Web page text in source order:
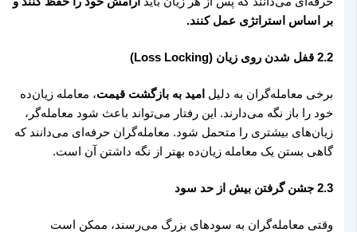
بر اساس استراتژی عمل کنند.
2.2 قفل شدن روی زیان (Loss Locking)
برخی معامله‌گران به دلیلامید به بازگشت قیمت، معامله زیان‌ده
خود را باز نگه می‌دارند. این رفتار می‌تواند باعث شود معامله‌گر،
زیان‌های بیشتری را متحمل شود. معامله‌گران حرفه‌ای می‌دانند که
گاهی بستن یک معامله زیان‌ده بهتر از نگه داشتن آن است.
2.3 جشن گرفتن بیش از حد سود
وقتی معامله‌گران به سودهای بزرگ می‌رسند، ممکن است